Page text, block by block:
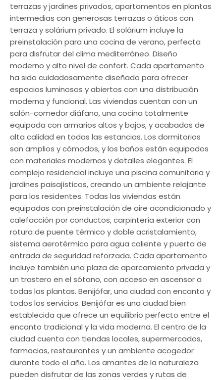
terrazas y jardines privados, apartamentos en plantas
intermedias con generosas terrazas o áticos con
terraza y solárium privado. El solárium incluye la
preinstalación para una cocina de verano, perfecta
para disfrutar del clima mediterráneo. Diseño
moderno y alto nivel de confort. Cada apartamento
ha sido cuidadosamente diseñado para ofrecer
espacios luminosos y abiertos con una distribución
moderna y funcional. Las viviendas cuentan con un
salón-comedor diáfano, una cocina totalmente
equipada con armarios altos y bajos, y acabados de
alta calidad en todas las estancias. Los dormitorios
son amplios y cómodos, y los baños están equipados
con materiales modernos y detalles elegantes. El
complejo residencial incluye una piscina comunitaria y
jardines paisajísticos, creando un ambiente relajante
para los residentes. Todas las viviendas están
equipadas con preinstalación de aire acondicionado y
calefacción por conductos, carpintería exterior con
rotura de puente térmico y doble acristalamiento,
sistema aerotérmico para agua caliente y puerta de
entrada de seguridad reforzada. Cada apartamento
incluye también una plaza de aparcamiento privada y
un trastero en el sótano, con acceso en ascensor a
todas las plantas. Benijófar, una ciudad con encanto y
todos los servicios. Benijófar es una ciudad bien
establecida que ofrece un equilibrio perfecto entre el
encanto tradicional y la vida moderna. El centro de la
ciudad cuenta con tiendas locales, supermercados,
farmacias, restaurantes y un ambiente acogedor
durante todo el año. Los amantes de la naturaleza
pueden disfrutar de las zonas verdes y rutas de